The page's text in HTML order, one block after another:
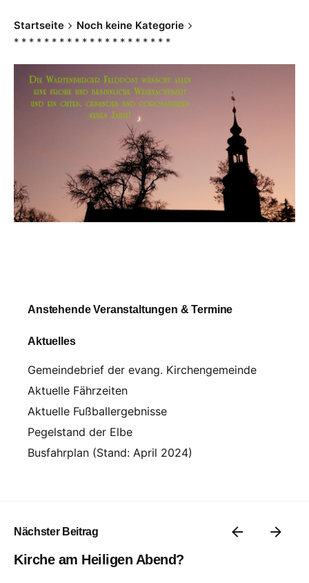
Startseite
Noch keine Kategorie
* * * * * * * * * * * * * * * * * * * * *
Anstehende Veranstaltungen & Termine
Aktuelles
Gemeindebrief der evang. Kirchengemeinde
Aktuelle Fährzeiten
Aktuelle Fußballergebnisse
Pegelstand der Elbe
Busfahrplan (Stand: April 2024)
Nächster Beitrag
Kirche am Heiligen Abend?